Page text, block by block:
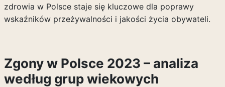
zdrowia w Polsce staje się kluczowe dla poprawy
wskaźników przeżywalności i jakości życia obywateli.
Zgony w Polsce 2023 – analiza
według grup wiekowych